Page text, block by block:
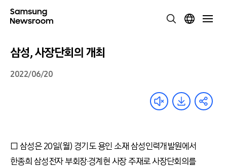
삼성, 사장단회의 개최
2022/06/20
□ 삼성은 20일(월) 경기도 용인 소재 삼성인력개발원에서
한종희 삼성전자 부회장·경계현 사장 주재로 사장단회의를